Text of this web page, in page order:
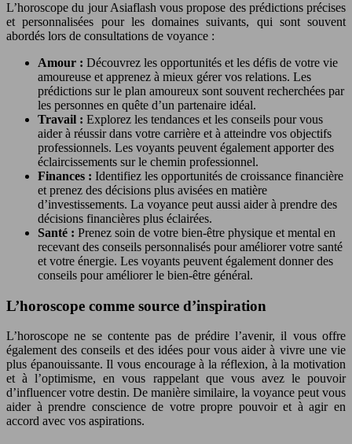
L’horoscope du jour Asiaflash vous propose des prédictions précises
et personnalisées pour les domaines suivants, qui sont souvent
abordés lors de consultations de voyance :
Amour : Découvrez les opportunités et les défis de votre vie
amoureuse et apprenez à mieux gérer vos relations. Les
prédictions sur le plan amoureux sont souvent recherchées par
les personnes en quête d’un partenaire idéal.
Travail : Explorez les tendances et les conseils pour vous
aider à réussir dans votre carrière et à atteindre vos objectifs
professionnels. Les voyants peuvent également apporter des
éclaircissements sur le chemin professionnel.
Finances : Identifiez les opportunités de croissance financière
et prenez des décisions plus avisées en matière
d’investissements. La voyance peut aussi aider à prendre des
décisions financières plus éclairées.
Santé : Prenez soin de votre bien-être physique et mental en
recevant des conseils personnalisés pour améliorer votre santé
et votre énergie. Les voyants peuvent également donner des
conseils pour améliorer le bien-être général.
L’horoscope comme source d’inspiration
L’horoscope ne se contente pas de prédire l’avenir, il vous offre
également des conseils et des idées pour vous aider à vivre une vie
plus épanouissante. Il vous encourage à la réflexion, à la motivation
et à l’optimisme, en vous rappelant que vous avez le pouvoir
d’influencer votre destin. De manière similaire, la voyance peut vous
aider à prendre conscience de votre propre pouvoir et à agir en
accord avec vos aspirations.